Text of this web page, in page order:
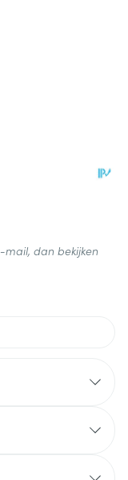
dan bekijken